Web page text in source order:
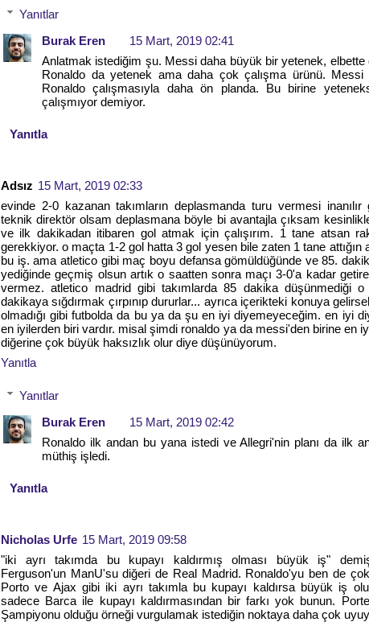
Yanıtlar
Burak Eren
15 Mart, 2019 02:41
Anlatmak istediğim şu. Messi daha büyük bir yetenek, elbette
Ronaldo da yetenek ama daha çok çalışma ürünü. Messi
Ronaldo çalışmasıyla daha ön planda. Bu birine
çalışmıyor demiyor.
Yanıtla
Adsız 15 Mart, 2019 02:33
evinde 2-0 kazanan takımların deplasmanda turu vermesi
teknik direktör olsam deplasmana böyle bi avantajla çıksam
ve ilk dakikadan itibaren gol atmak için çalışırım. 1 tane atsan
gerekkiyor. o maçta 1-2 gol hatta 3 gol yesen bile zaten 1 tane attığın
bu iş. ama atletico gibi maç boyu defansa gömüldüğünde ve 85.
yediğinde geçmiş olsun artık o saatten sonra maçı 3-0'a kadar
vermez. atletico madrid gibi takımlarda 85 dakika düşünmediği
dakikaya sığdırmak çırpınıp dururlar... ayrıca içerikteki konuya
olmadığı gibi futbolda da bu ya da şu en iyi diyemeyeceğim. en iyi
en iyilerden biri vardır. misal şimdi ronaldo ya da messi'den birine en
diğerine çok büyük haksızlık olur diye düşünüyorum.
Yanıtla
Yanıtlar
Burak Eren
15 Mart, 2019 02:42
Ronaldo ilk andan bu yana istedi ve Allegri'nin planı da ilk
müthiş işledi.
Yanıtla
Nicholas Urfe 15 Mart, 2019 09:58
"iki ayrı takımda bu kupayı kaldırmış olması büyük iş"
Ferguson'un ManU'su diğeri de Real Madrid. Ronaldo'yu ben de
Porto ve Ajax gibi iki ayrı takımla bu kupayı kaldırsa büyük iş
sadece Barca ile kupayı kaldırmasından bir farkı yok bunun.
Şampiyonu olduğu örneği vurgulamak istediğin noktaya daha çok